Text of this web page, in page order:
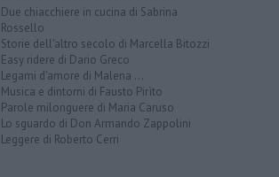
Due chiacchiere in cucina di Sabrina
Rossello
Storie dell'altro secolo di Marcella Bitozzi
Easy ridere di Dario Greco
Legami d'amore di Malena ...
Musica e dintorni di Fausto Pirìto
Parole milonguere di Maria Caruso
Lo sguardo di Don Armando Zappolini
Leggere di Roberto Cerri